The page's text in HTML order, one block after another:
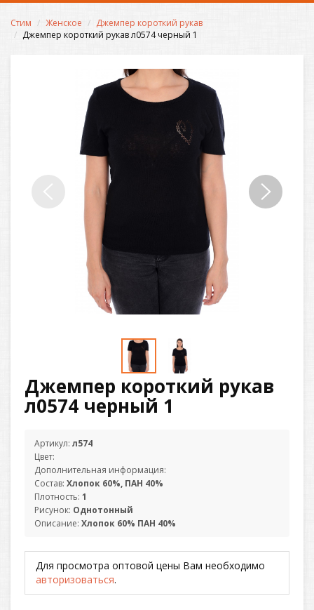
Стим Женское
Джемпер короткий рукав
Джемпер короткий рукав л0574 черный 1
Джемпер короткий рукав
л0574 черный 1
Артикул: л574
Цвет:
Дополнительная информация:
Состав: Хлопок 60%, ПАН 40%
Плотность: 1
Рисунок: Однотонный
Описание: Хлопок 60% ПАН 40%
Для просмотра оптовой цены Вам необходимо
авторизоваться.